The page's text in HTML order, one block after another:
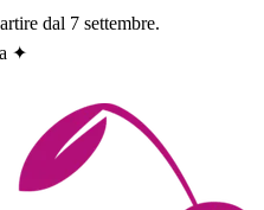
dal 7 settembre.
✦